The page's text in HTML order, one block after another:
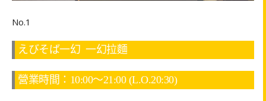
No.1
えびそば一幻 一幻拉麵
營業時間：10:00～21:00 (L.O.20:30)